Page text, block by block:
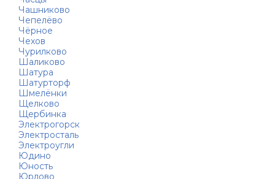
Чашниково
Чепелёво
Чёрное
Чехов
Чурилково
Шаликово
Шатура
Шатурторф
Шмелёнки
Щелково
Щербинка
Электрогорск
Электросталь
Электроугли
Юдино
Юность
Юрлово